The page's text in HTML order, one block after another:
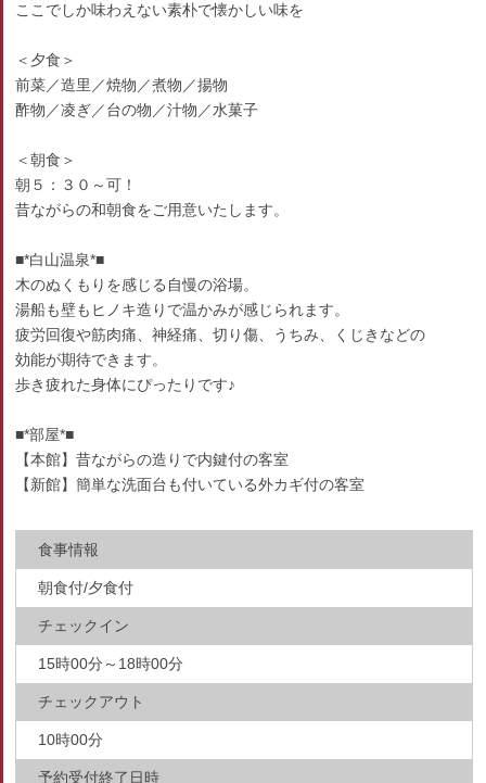
ここでしか味わえない素朴で懐かしい味を
＜夕食＞
前菜／造里／焼物／煮物／揚物
酢物／凌ぎ／台の物／汁物／水菓子
＜朝食＞
朝５：３０～可！
昔ながらの和朝食をご用意いたします。
■*白山温泉*■
木のぬくもりを感じる自慢の浴場。
湯船も壁もヒノキ造りで温かみが感じられます。
疲労回復や筋肉痛、神経痛、切り傷、うちみ、くじきなどの
効能が期待できます。
歩き疲れた身体にぴったりです♪
■*部屋*■
【本館】昔ながらの造りで内鍵付の客室
【新館】簡単な洗面台も付いている外カギ付の客室
食事情報
朝食付/夕食付
チェックイン
15時00分～18時00分
チェックアウト
10時00分
予約受付終了日時